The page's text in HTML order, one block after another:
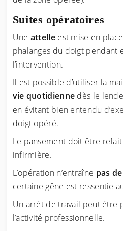
Suites opératoires
Une attelleest mise en
phalanges du doigt pendant
l’intervention.
Il est possible d’utiliser la
vie quotidienne dès le
en évitant bien entendu
doigt opéré.
Le pansement doit être
infirmière.
L’opération n’entraîne pas
certaine gêne est ressentie
Un arrêt de travail peut être
l’activité professionnelle.